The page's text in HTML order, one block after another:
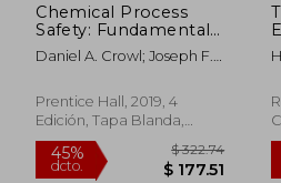
Chemical Process
Safety: Fundamentals
With Applications
(Prentice Hall
the Physical and
Chemical
Sciences) (en Inglés)
Daniel A. Crowl; Joseph F.
Prentice Hall, 2019, 4
Edición, Tapa Blanda,
Nuevo